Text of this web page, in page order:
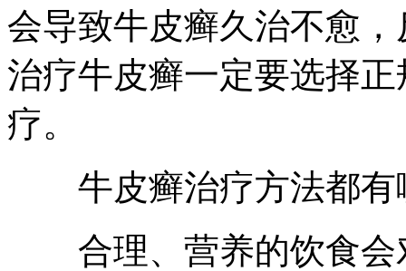
会导致牛皮癣久治不愈
治疗牛皮癣一定要选择
疗。
牛皮癣治疗方法都有
合理、营养的饮食会